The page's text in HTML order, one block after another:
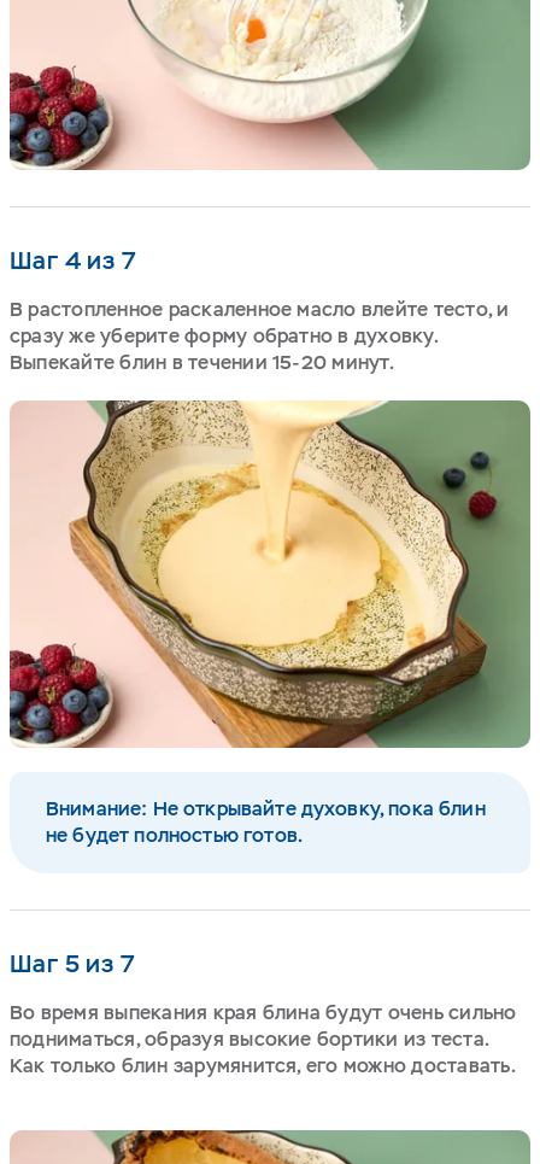
Шаг 4 из 7
В растопленное раскаленное масло влейте тесто, и
сразу же уберите форму обратно в духовку.
Выпекайте блин в течении 15-20 минут.
Внимание: Не открывайте духовку, пока блин
не будет полностью готов.
Шаг 5 из 7
Во время выпекания края блина будут очень сильно
подниматься, образуя высокие бортики из теста.
Как только блин зарумянится, его можно доставать.